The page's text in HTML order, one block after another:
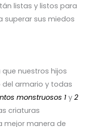
listas y listos para
superar sus miedos
nuestros hijos
armario y todas
monstruosos 1 y 2
criaturas
mejor manera de